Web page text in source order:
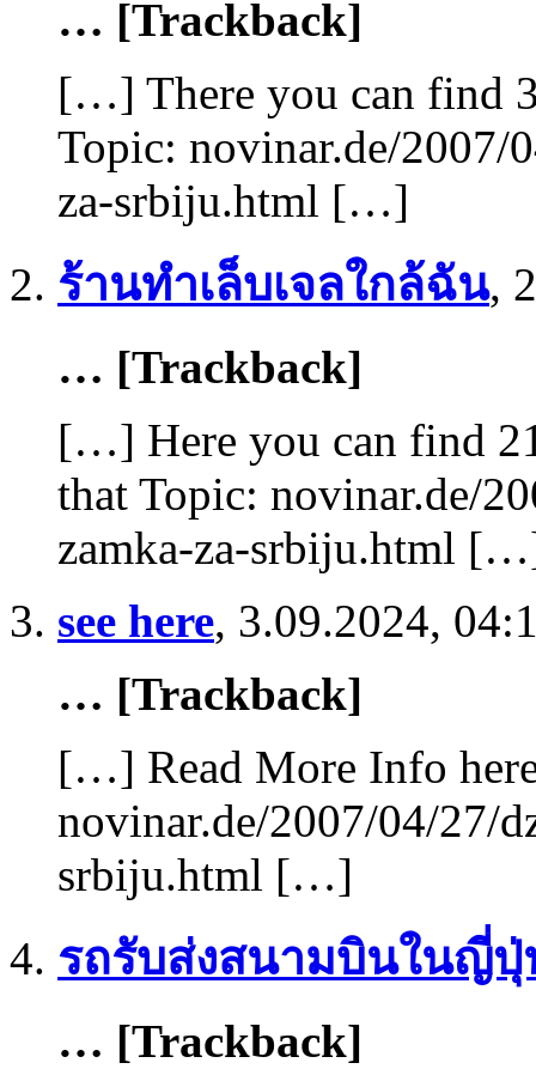
… [Trackback]
[…] There you can find
Topic: novinar.de/2007/
za-srbiju.html […]
ร้านทำเล็บเจลใกล้ฉัน,
… [Trackback]
[…] Here you can find
that Topic: novinar.de/
zamka-za-srbiju.html
see here, 3.09.2024,
… [Trackback]
[…] Read More Info
novinar.de/2007/04/27/
srbiju.html […]
รถรับส่งสนามบินในญี่ปุ่
… [Trackback]